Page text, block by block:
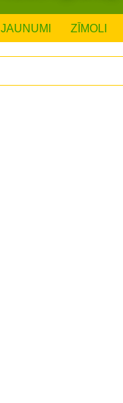
JAUNUMI ZĪMOLI